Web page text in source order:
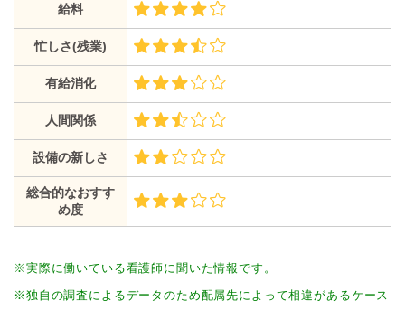
給料
忙しさ(残業)
有給消化
人間関係
設備の新しさ
総合的なおすす
め度
※実際に働いている看護師に聞いた情報です。
※独自の調査によるデータのため配属先によって相違があるケース